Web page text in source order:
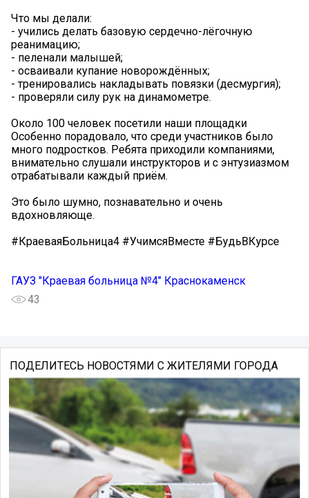
Что мы делали:
- учились делать базовую сердечно-лёгочную
реанимацию;
- пеленали малышей;
- осваивали купание новорождённых;
- тренировались накладывать повязки (десмургия);
- проверяли силу рук на динамометре.
Около 100 человек посетили наши площадки
Особенно порадовало, что среди участников было
много подростков. Ребята приходили компаниями,
внимательно слушали инструкторов и с энтузиазмом
отрабатывали каждый приём.
Это было шумно, познавательно и очень
вдохновляюще.
#КраеваяБольница4 #УчимсяВместе #БудьВКурсе
ГАУЗ "Краевая больница №4" Краснокаменск
43
ПОДЕЛИТЕСЬ НОВОСТЯМИ С ЖИТЕЛЯМИ ГОРОДА